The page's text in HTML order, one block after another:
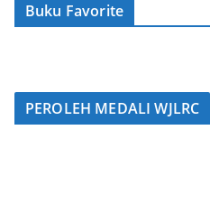
Buku Favorite
PEROLEH MEDALI WJLRC